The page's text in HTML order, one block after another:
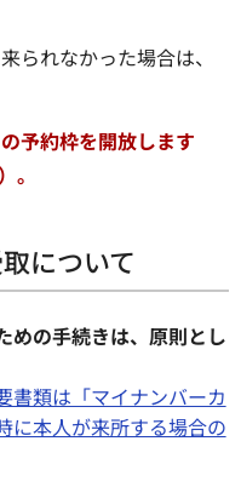
られなかった場合は、
予約枠を開放します
。
について
めの手続きは、原則とし
書類は「マイナンバーカ
に本人が来所する場合の